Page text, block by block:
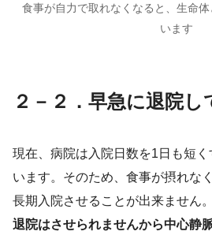
食事が自力で取れなくなると、生命
います
２－２．早急に退院し
現在、病院は入院日数を1日も短
います。そのため、食事が摂れな
長期入院させることが出来ません。
退院はさせられませんから中心静